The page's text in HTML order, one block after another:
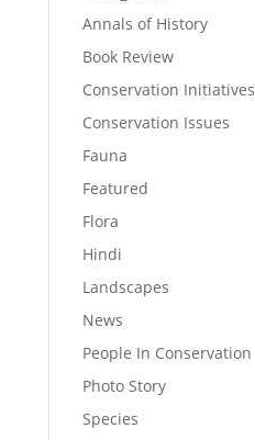
Annals of History
Book Review
Conservation Initiatives
Conservation Issues
Fauna
Featured
Flora
Hindi
Landscapes
News
People In Conservation
Photo Story
Species